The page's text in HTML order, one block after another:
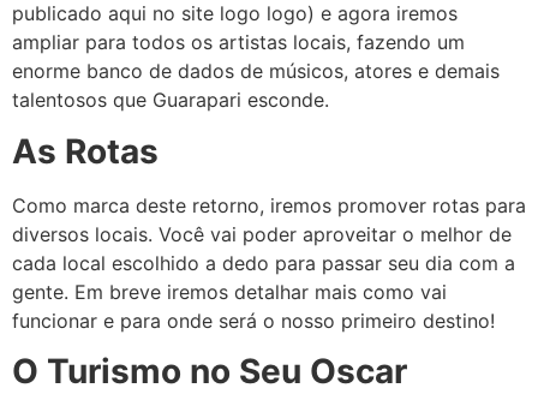
publicado aqui no site logo logo) e agora iremos
ampliar para todos os artistas locais, fazendo um
enorme banco de dados de músicos, atores e demais
talentosos que Guarapari esconde.
As Rotas
Como marca deste retorno, iremos promover rotas para
diversos locais. Você vai poder aproveitar o melhor de
cada local escolhido a dedo para passar seu dia com a
gente. Em breve iremos detalhar mais como vai
funcionar e para onde será o nosso primeiro destino!
O Turismo no Seu Oscar